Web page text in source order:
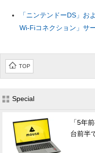
「ニンテンドーDS」お
Wi-Fiコネクション」サ
TOP
Special
「5年
台前半